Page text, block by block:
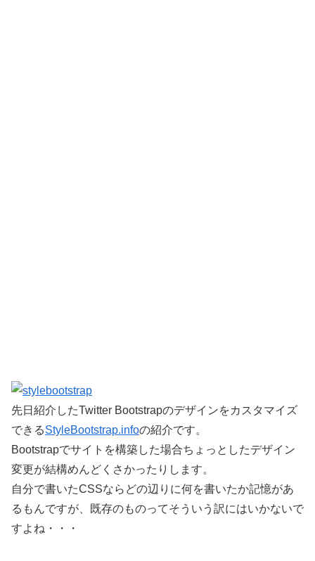
先日紹介したTwitter Bootstrapのデザインをカスタマイズ
できるStyleBootstrap.infoの紹介です。
Bootstrapでサイトを構築した場合ちょっとしたデザイン
変更が結構めんどくさかったりします。
自分で書いたCSSならどの辺りに何を書いたか記憶があ
るもんですが、既存のものってそういう訳にはいかないで
すよね・・・